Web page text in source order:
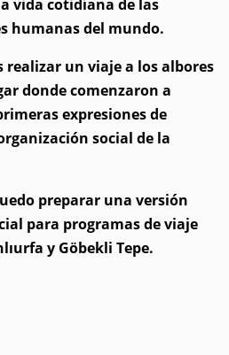
vida cotidiana de las
humanas del mundo.
realizar un viaje a los albores
donde comenzaron a
expresiones de
social de la
preparar una versión
para programas de viaje
y Göbekli Tepe.